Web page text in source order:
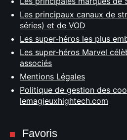
Les principaux canaux de
séries) et de VOD
Les super-héros les plus
Les super-héros Marvel
associés
Mentions Légales
Politique de gestion des
lemagjeuxhightech.com
Favoris